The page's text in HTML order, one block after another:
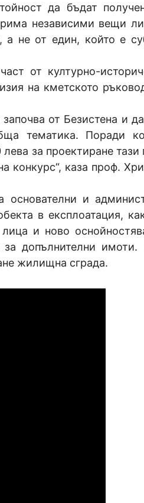
да бъдат
независими вещи
а не от един, който е
от културно-
на кметското
от Безистена и
тематика. Поради
за проектиране тази
конкурс“, каза проф.
основателни и
в експлоатация,
и ново
допълнителни
жилищна сграда.